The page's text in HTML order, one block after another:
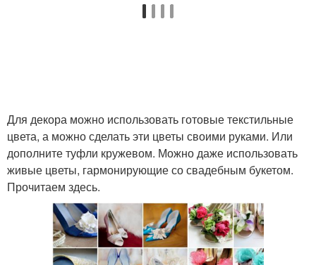
Для декора можно использовать готовые текстильные
цвета, а можно сделать эти цветы своими руками. Или
дополните туфли кружевом. Можно даже использовать
живые цветы, гармонирующие со свадебным букетом.
Прочитаем здесь.